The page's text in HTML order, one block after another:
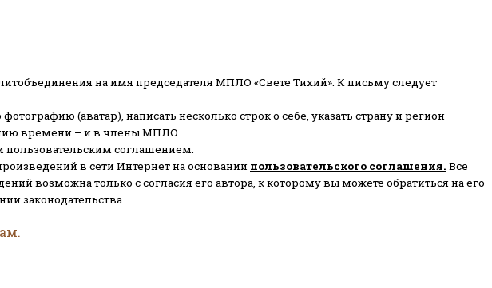
на имя председателя МПЛО «Свете Тихий». К письму следует
(аватар), написать несколько строк о себе, указать страну и регион
времени – и в члены МПЛО
пользовательским соглашением.
в сети Интернет на основании пользовательского соглашения. Все
возможна только с согласия его автора, к которому вы можете обратиться на его
законодательства.